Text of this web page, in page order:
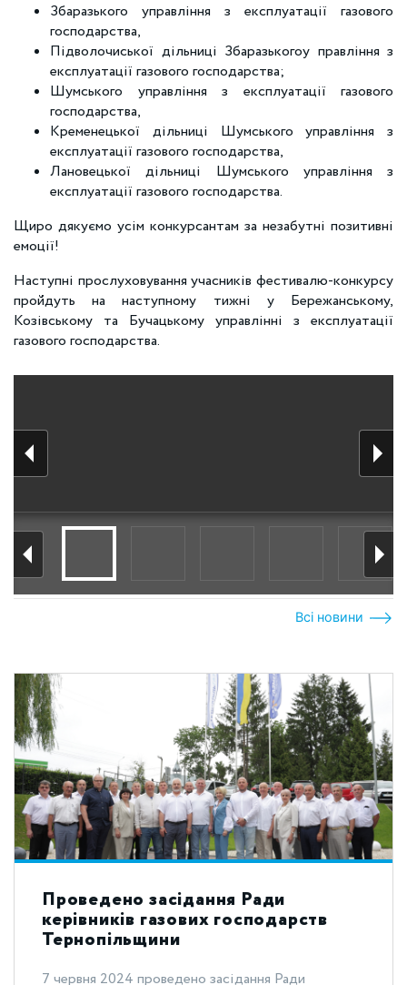
Збаразького управління з експлуатації газового
господарства,
Підволочиської дільниці Збаразькогоу правління з
експлуатації газового господарства;
Шумського управління з експлуатації газового
господарства,
Кременецької дільниці Шумського управління з
експлуатації газового господарства,
Лановецької дільниці Шумського управління з
експлуатації газового господарства.
Щиро дякуємо усім конкурсантам за незабутні позитивні
емоції!
Наступні прослуховування учасників фестивалю-конкурсу
пройдуть на наступному тижні у Бережанському,
Козівському та Бучацькому управлінні з експлуатації
газового господарства.
Всі новини
Проведено засідання Ради
керівників газових господарств
Тернопільщини
7 червня 2024 проведено засідання Ради